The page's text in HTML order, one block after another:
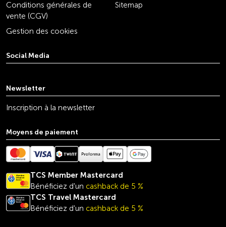
Conditions générales de
vente (CGV)
Sitemap
Gestion des cookies
Social Media
Newsletter
Inscription à la newsletter
Moyens de paiement
TCS Member Mastercard
Bénéficiez d'un cashback de 5 %
TCS Travel Mastercard
Bénéficiez d'un cashback de 5 %